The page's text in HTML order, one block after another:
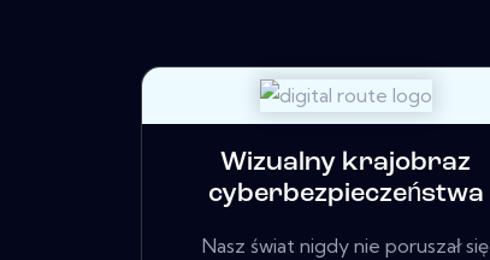
Wizualny krajobraz
cyberbezpieczeństwa
Nasz świat nigdy nie poruszał się